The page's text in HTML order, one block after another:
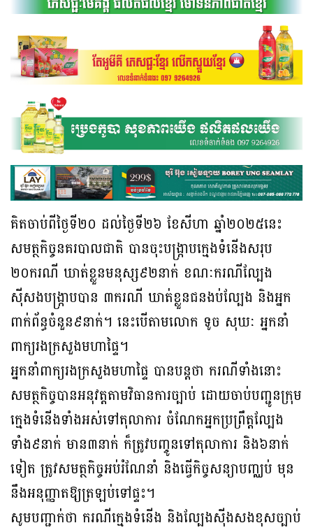
គិតចាប់ពីថ្ងៃទី២០ ដល់ថ្ងៃទី២៦ ខែសីហា ឆ្នាំ២០២៥នេះ
សមត្ថកិច្ចនគរបាលជាតិ បានចុះបង្ក្រាបក្មេងទំនើងសរុប
២០ករណី ឃាត់ខ្លួនមនុស្ស៩២នាក់ ខណៈករណីល្បែង
ស៊ីសងបង្ក្រាបបាន ៣ករណី ឃាត់ខ្លួនជនងប់ល្បែង និងអ្នក
ពាក់ព័ន្ធចំនួន៩នាក់។ នេះបើតាមលោក ទូច សុឃៈ អ្នកនាំ
ពាក្យរងក្រសួងមហាផ្ទៃ។
អ្នកនាំពាក្យរងក្រសួងមហាផ្ទៃ បានបន្ដថា ករណីទាំងនោះ
សមត្ថកិច្ចបានអនុវត្តតាមវិធានការច្បាប់ ដោយចាប់បញ្ជូនក្រុម
ក្មេងទំនើងទាំងអស់ទៅតុលាការ ចំណែកអ្នកប្រព្រឹត្តល្បែង
ទាំង៩នាក់ មាន៣នាក់ ក៏ត្រូវបញ្ចូនទៅតុលាការ និង៦នាក់
ទៀត ត្រូវសមត្ថកិច្ចអប់រំណែនាំ និងធ្វើកិច្ចសន្យាបញ្ឈប់ មុន
នឹងអនុញ្ញាតឱ្យត្រឡប់ទៅផ្ទះ។
សូមបញ្ជាក់ថា ករណីក្មេងទំនើង និងល្បែងស៊ីងសងខុសច្បាប់